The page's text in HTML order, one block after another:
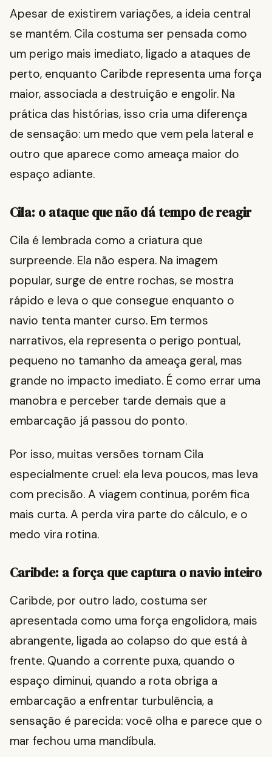
Apesar de existirem variações, a ideia central
se mantém. Cila costuma ser pensada como
um perigo mais imediato, ligado a ataques de
perto, enquanto Caribde representa uma força
maior, associada a destruição e engolir. Na
prática das histórias, isso cria uma diferença
de sensação: um medo que vem pela lateral e
outro que aparece como ameaça maior do
espaço adiante.
Cila: o ataque que não dá tempo de reagir
Cila é lembrada como a criatura que
surpreende. Ela não espera. Na imagem
popular, surge de entre rochas, se mostra
rápido e leva o que consegue enquanto o
navio tenta manter curso. Em termos
narrativos, ela representa o perigo pontual,
pequeno no tamanho da ameaça geral, mas
grande no impacto imediato. É como errar uma
manobra e perceber tarde demais que a
embarcação já passou do ponto.
Por isso, muitas versões tornam Cila
especialmente cruel: ela leva poucos, mas leva
com precisão. A viagem continua, porém fica
mais curta. A perda vira parte do cálculo, e o
medo vira rotina.
Caribde: a força que captura o navio inteiro
Caribde, por outro lado, costuma ser
apresentada como uma força engolidora, mais
abrangente, ligada ao colapso do que está à
frente. Quando a corrente puxa, quando o
espaço diminui, quando a rota obriga a
embarcação a enfrentar turbulência, a
sensação é parecida: você olha e parece que o
mar fechou uma mandíbula.